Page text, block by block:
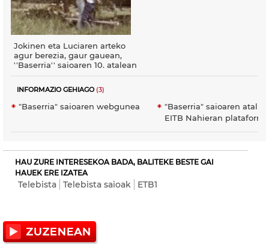
Jokinen eta Luciaren arteko
agur berezia, gaur gauean,
''Baserria'' saioaren 10. atalean
INFORMAZIO GEHIAGO(3)
"Baserria" saioaren webgunea
"Baserria" saioaren atal
EITB Nahieran
HAU ZURE INTERESEKOA BADA, BALITEKE BESTE GAI
HAUEK ERE IZATEA
Telebista Telebista saioak ETB1